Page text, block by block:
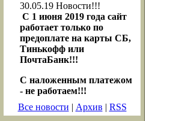
30.05.19 Новости!!!
С 1 июня 2019 года сайт
работает только по
предоплате на карты СБ,
Тинькофф или
ПочтаБанк!!!
С наложенным платежом
- не работаем!!!
Все новости | Архив | RSS